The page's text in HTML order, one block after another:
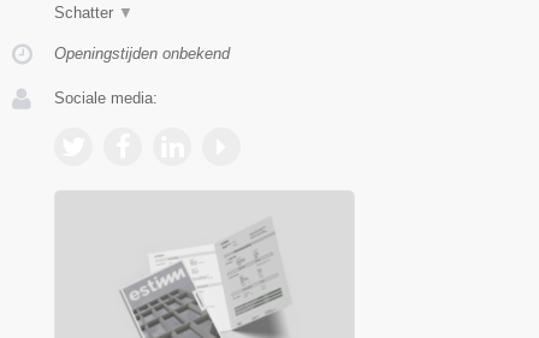
Schatter ▼
Openingstijden onbekend
Sociale media: